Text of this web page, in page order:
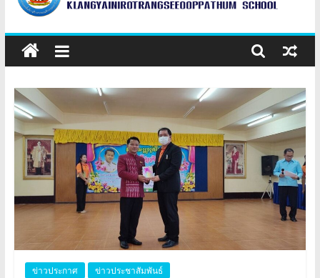
การรับเงินอุดหนุนยากจนพิเศษกองทุนเพื่อความเสมอภาคทางการ
โรงเรียน
กลาง
ใหญ่
นิโรธ
รังสี
อุปถัมภ์
Klangyai
ข่าวประกาศ ข่าวประชาสัมพันธ์